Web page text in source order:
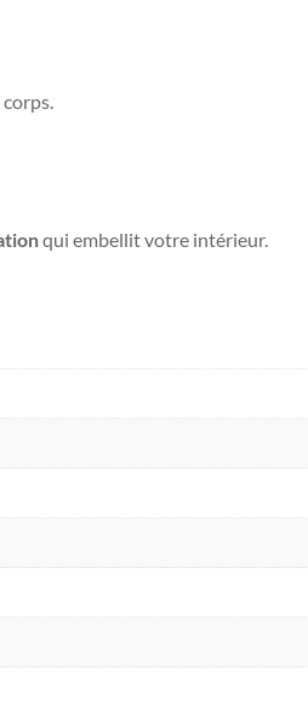
qui embellit votre intérieur.